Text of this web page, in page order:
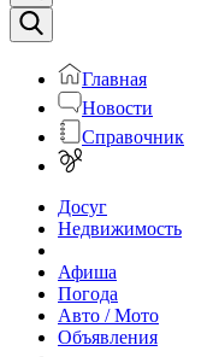
Главная
Новости
Справочник
Досуг
Недвижимость
Афиша
Погода
Авто / Мото
Объявления